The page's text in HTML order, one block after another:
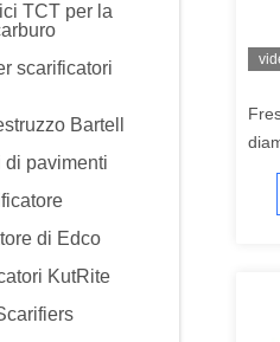
TCT per la
scarificatori
Bartell
di pavimenti
di Edco
KutRite